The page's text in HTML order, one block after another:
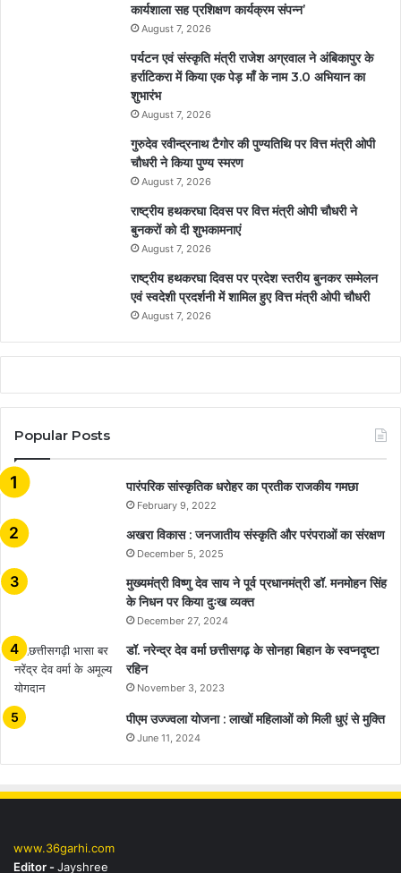
कार्यशाला सह प्रशिक्षण कार्यक्रम संपन्न’
August 7, 2026
पर्यटन एवं संस्कृति मंत्री राजेश अग्रवाल ने अंबिकापुर के
हर्राटिकरा में किया एक पेड़ माँ के नाम 3.0 अभियान का
शुभारंभ
August 7, 2026
गुरुदेव रवीन्द्रनाथ टैगोर की पुण्यतिथि पर वित्त मंत्री ओपी
चौधरी ने किया पुण्य स्मरण
August 7, 2026
राष्ट्रीय हथकरघा दिवस पर वित्त मंत्री ओपी चौधरी ने
बुनकरों को दी शुभकामनाएं
August 7, 2026
राष्ट्रीय हथकरघा दिवस पर प्रदेश स्तरीय बुनकर सम्मेलन
एवं स्वदेशी प्रदर्शनी में शामिल हुए वित्त मंत्री ओपी चौधरी
August 7, 2026
Popular Posts
​​​​​​​पारंपरिक सांस्कृतिक धरोहर का प्रतीक राजकीय गमछा
February 9, 2022
अखरा विकास : जनजातीय संस्कृति और परंपराओं का संरक्षण
December 5, 2025
मुख्यमंत्री विष्णु देव साय ने पूर्व प्रधानमंत्री डॉ. मनमोहन सिंह
के निधन पर किया दुःख व्यक्त
December 27, 2024
डॉ. नरेन्द्र देव वर्मा छत्तीसगढ़ के सोनहा बिहान के स्वप्नदृष्टा
रहिन
November 3, 2023
पीएम उज्ज्वला योजना : लाखों महिलाओं को मिली धुएं से मुक्ति
June 11, 2024
www.36garhi.com
Editor -Jayshree